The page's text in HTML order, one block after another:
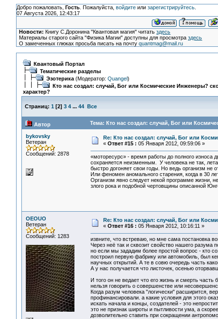
Добро пожаловать, Гость. Пожалуйста, войдитеили зарегистрируйтесь.
07 Августа 2026, 12:43:17
Новости: Книгу С.Доронина "Квантовая магия" читатьздесь
Материалы старого сайта "Физика Магии" доступны для просмотраздесь
О замеченных глюках просьба писать на почтуquantmag@mail.ru
Квантовый Портал
Тематические разделы
Эзотерика(Модератор: Quangel)
Кто нас создал: случай, Бог или Космические Инженеры?
характер?
Страниц: 1 [2] 3 4 ... 44 Все
Автор Тема: Кто нас создал: случай, Бог или
bykovsky
Ветеран
Сообщений: 2878
Re: Кто нас создал: случай, Бог или
« Ответ #15 : 05 Января 2012, 09:59:06 »
«моторесурс» - время работы до полного износа
сохраняется неизменным. У человека не так,
быстро догоняет свои годы. Но ведь организм не
Или феномен аномального старения, когда в 30
Организм явно следует некой программе жизни,
злого рока и подобной чертовщины описанной
OEOUO
Ветеран
Сообщений: 1283
Re: Кто нас создал: случай, Бог или
« Ответ #16 : 05 Января 2012, 10:16:11 »
извните, что встреваю, но мне сама постановка
Через неё так и сквозит свойство нашего
но если мы зададим более простой вопрос - кто
построил первую фабрику или автомобиль, был
научных открытий. А те в совю очередь часть
А у нас получается что листочек, осенью
И того он не ведает что его жизнь и смерть
нельзя говорить о совершенстве или
Когда разум человека "логически" расширится,
профинансировали. а какие условия для этого
искать начала и концы, создателей - это
это не признак широты и пытливости ума, а
дозволительно ставить при сокращении